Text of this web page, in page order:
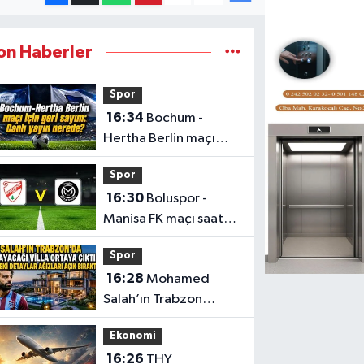
Haberler
Spor
16:34
Hertha Berlin maçı
saat kaçta, hangi
kanalda?
Spor
16:30
Manisa FK maçı saat
kaçta, hangi kanalda?
Spor
16:28 Mohamed
Salah’ın Trabzon
Yalıncak’taki villası
belli oldu
Ekonomi
16:26